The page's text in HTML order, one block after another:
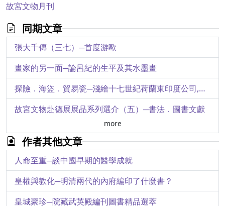
故宮文物月刊
同期文章
張大千傳（三七）─首度游歐
畫家的另一面─論呂紀的生平及其水墨畫
探險．海盜．貿易瓷─淺繪十七世紀荷蘭東印度公司,轉運的中國貿易瓷地圖
故宮文物赴德展展品系列選介（五）─書法．圖書文獻
武威皇娘娘台出土的齊家文化玉石器
湖北荊州紀城楚墓出土的短柄戈
黃筌與宋代寫實主義花鳥畫
more
作者其他文章
人命至重─談中國早期的醫學成就
皇權與教化─明清兩代的內府編印了什麼書？
皇城聚珍─院藏武英殿編刊圖書精品選萃